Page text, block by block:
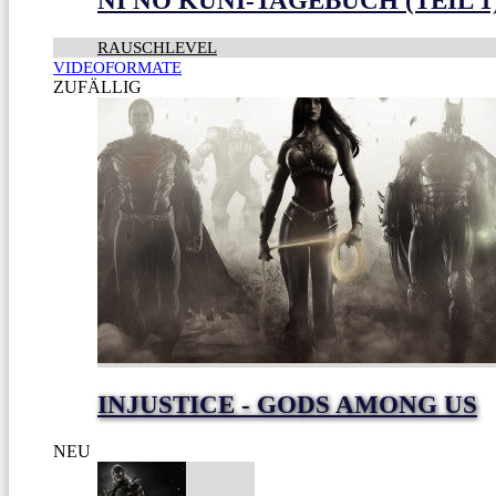
RAUSCHLEVEL
VIDEOFORMATE
ZUFÄLLIG
INJUSTICE - GODS AMONG US
NEU